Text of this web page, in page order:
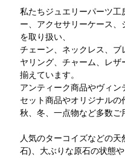
私たちジュエリーパーツ工
ー、アクセサリーケース
を取り扱い、
チェーン、ネックレス、ブ
ヤリング、チャーム、レザ
揃えています。
アンティーク商品やヴィン
セット商品やオリジナルの
秋、冬、一点物など多数ご
人気のターコイズなどの
石)、大ぶりな原石の状態